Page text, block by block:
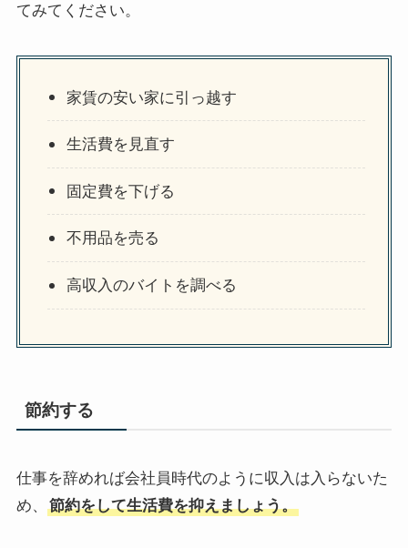
てみてください。
家賃の安い家に引っ越す
生活費を見直す
固定費を下げる
不用品を売る
高収入のバイトを調べる
節約する
仕事を辞めれば会社員時代のように収入は入らないた
め、
節約をして生活費を抑えましょう。